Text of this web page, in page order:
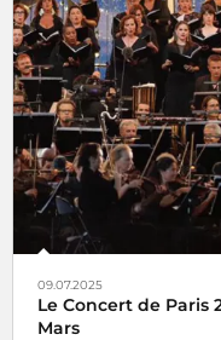
l'Hyper Weekend
Maison de la Radio et
2026
09.07.2025
Le Concert de Paris
Mars